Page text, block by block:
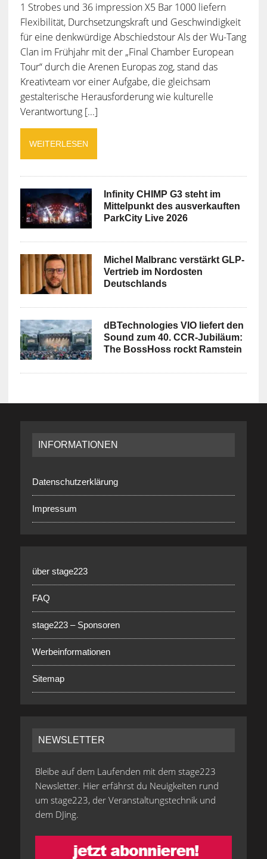
1 Strobes und 36 impression X5 Bar 1000 liefern
Flexibilität, Durchsetzungskraft und Geschwindigkeit
für eine denkwürdige Abschiedstour Als der Wu-Tang
Clan im Frühjahr mit der „Final Chamber European
Tour“ durch die Arenen Europas zog, stand das
Kreativteam vor einer Aufgabe, die gleichsam
gestalterische Herausforderung wie kulturelle
Verantwortung [...]
WEITERLESEN
Infinity CHIMP G3 steht im
Mittelpunkt des ausverkauften
ParkCity Live 2026
Michel Malbranc verstärkt GLP-
Vertrieb im Nordosten
Deutschlands
dBTechnologies VIO liefert den
Sound zum 40. CCR-Jubiläum:
The BossHoss rockt Ramstein
INFORMATIONEN
Datenschutzerklärung
Impressum
über stage223
FAQ
stage223 – Sponsoren
Werbeinformationen
Sitemap
NEWSLETTER
Bleibe auf dem Laufenden mit dem stage223
Newsletter. Hier erfährst du Neuigkeiten rund
um stage223, der Veranstaltungstechnik und
dem DJing.